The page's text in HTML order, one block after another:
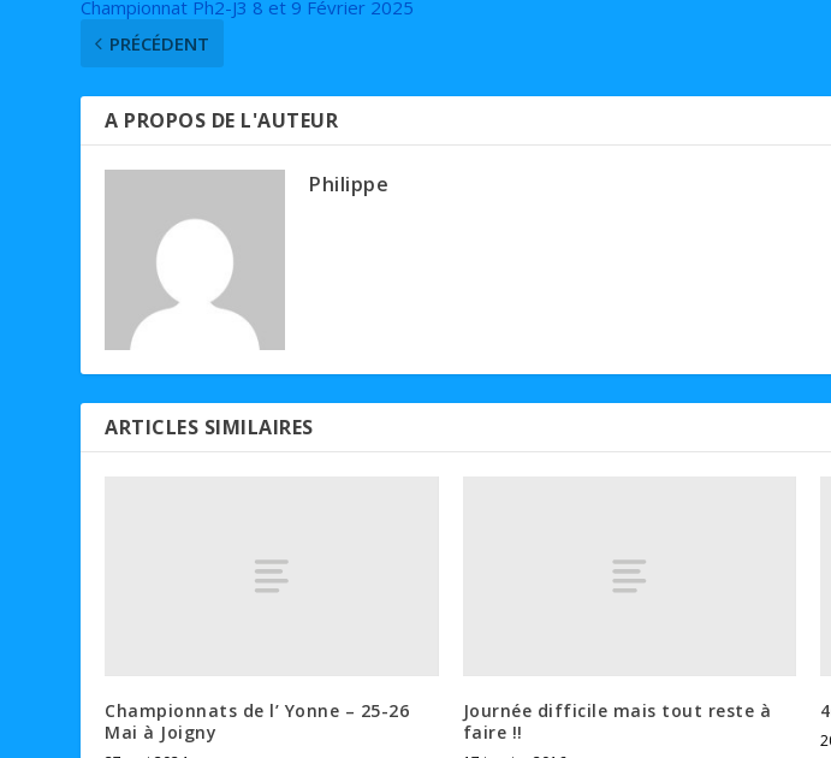
Championnat Ph2-J3 8 et 9 Février 2025
PRÉCÉDENT
A PROPOS DE L'AUTEUR
Philippe
ARTICLES SIMILAIRES
Championnats de l’ Yonne – 25-26
Mai à Joigny
Journée difficile mais tout reste à
faire !!